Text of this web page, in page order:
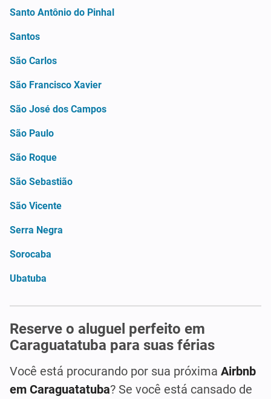
Santo Antônio do Pinhal
Santos
São Carlos
São Francisco Xavier
São José dos Campos
São Paulo
São Roque
São Sebastião
São Vicente
Serra Negra
Sorocaba
Ubatuba
Reserve o aluguel perfeito em
Caraguatatuba para suas férias
Você está procurando por sua próxima Airbnb
em Caraguatatuba? Se você está cansado de